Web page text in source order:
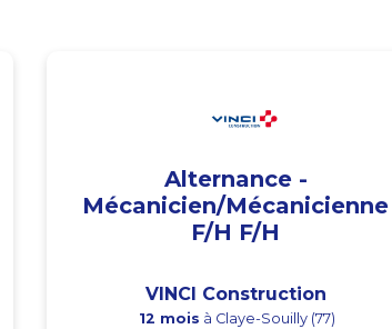
Alternance -
Mécanicien/Mécanicienne
F/H F/H
VINCI Construction
12 mois à Claye-Souilly (77)